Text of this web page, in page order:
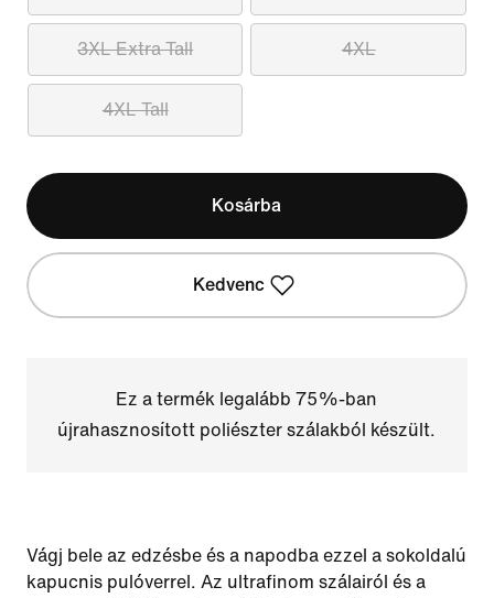
3XL Extra Tall 4XL
4XL Tall
Kosárba
Kedvenc
Ez a termék legalább 75%-ban
újrahasznosított poliészter szálakból készült.
Vágj bele az edzésbe és a napodba ezzel a sokoldalú
kapucnis pulóverrel. Az ultrafinom szálairól és a